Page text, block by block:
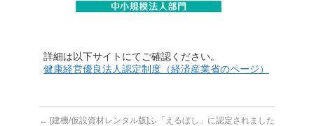
詳細は以下サイトにてご確認ください。
健康経営優良法人認定制度（経済産業省のページ）
← [建機/仮設資材レンタル版]ふ 「えるぼし」に認定されました